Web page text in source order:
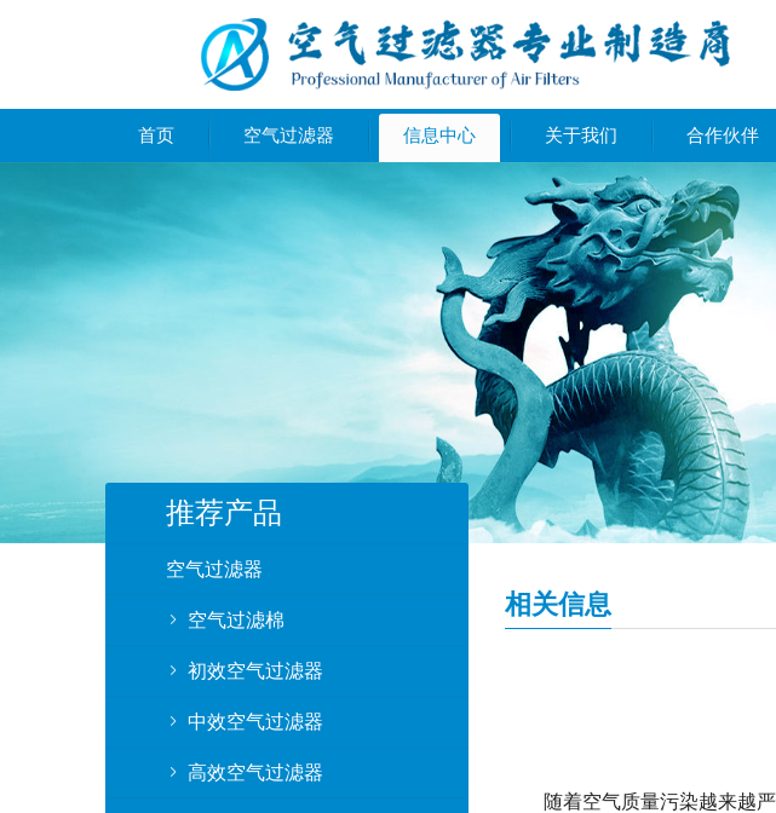
首页 空气过滤器 信息中心 关于我们 合作伙伴
相关信息
随着空气质量污染越来越
推荐产品
空气过滤器
空气过滤棉
初效空气过滤器
中效空气过滤器
高效空气过滤器